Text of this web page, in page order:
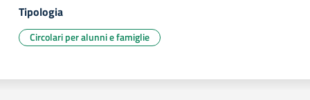
Tipologia
Circolari per alunni e famiglie